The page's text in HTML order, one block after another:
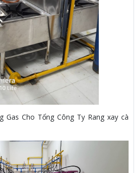
Gas Cho Tổng Công Ty Rang xay cà